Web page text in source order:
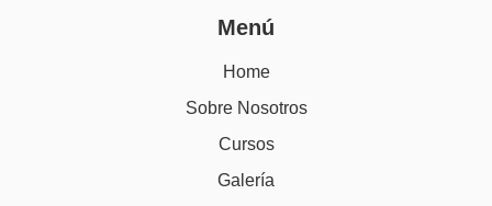
Menú
Home
Sobre Nosotros
Cursos
Galería